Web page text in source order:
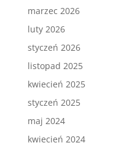
marzec 2026
luty 2026
styczeń 2026
listopad 2025
kwiecień 2025
styczeń 2025
maj 2024
kwiecień 2024